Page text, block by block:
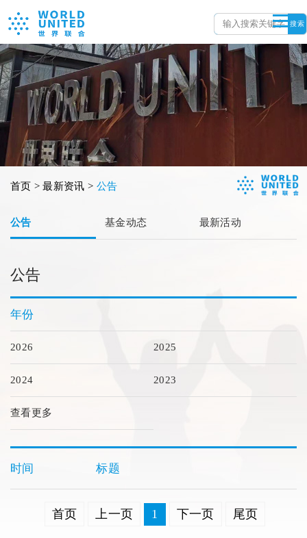
搜索
首页 > 最新资讯 > 公告
公告 基金动态 最新活动
公告
年份
2026 2025
2024 2023
查看更多
时间 标题
首页 上一页 1 下一页 尾页